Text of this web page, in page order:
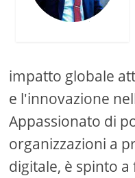
impatto globale
e l'innovazione
Appassionato di
organizzazioni a
digitale, è spinto